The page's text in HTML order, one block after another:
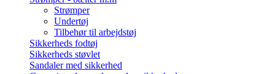
Strømper
Undertøj
Tilbehør til arbejdstøj
Sikkerheds fodtøj
Sikkerheds støvlet
Sandaler med sikkerhed